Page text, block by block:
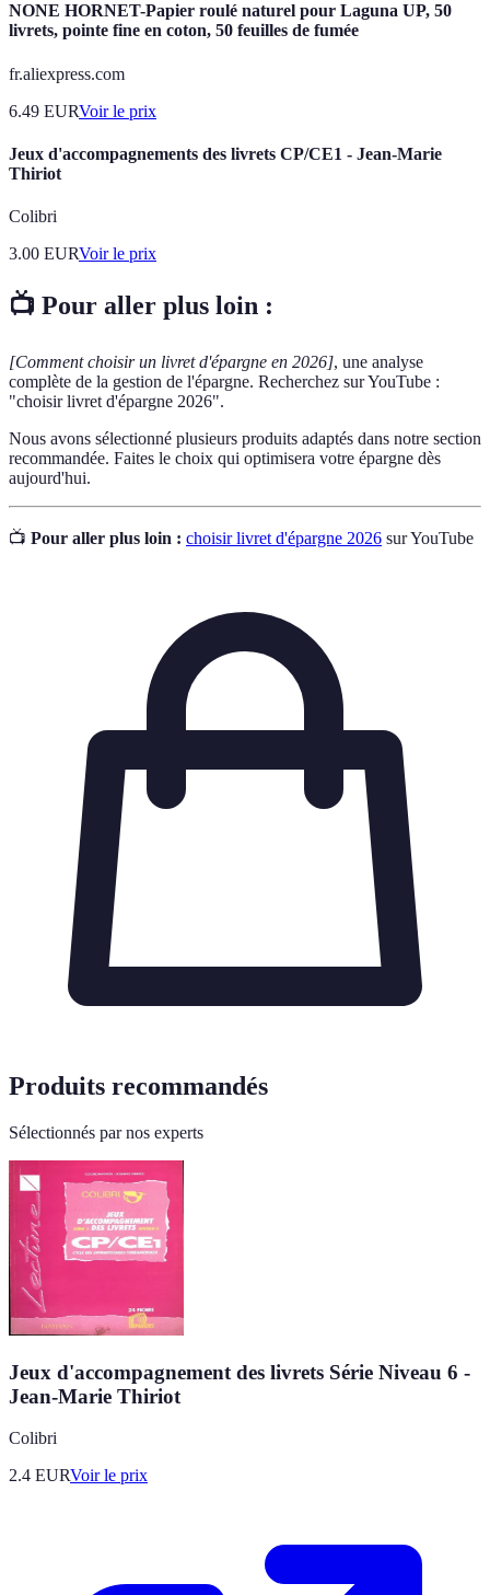
NONE HORNET-Papier roulé naturel pour Laguna UP, 50
livrets, pointe fine en coton, 50 feuilles de fumée
fr.aliexpress.com
6.49 EURVoir le prix
Jeux d'accompagnements des livrets CP/CE1 - Jean-Marie
Thiriot
Colibri
3.00 EURVoir le prix
📺 Pour aller plus loin :
[Comment choisir un livret d'épargne en 2026], une analyse
complète de la gestion de l'épargne. Recherchez sur YouTube :
"choisir livret d'épargne 2026".
Nous avons sélectionné plusieurs produits adaptés dans notre section
recommandée. Faites le choix qui optimisera votre épargne dès
aujourd'hui.
📺 Pour aller plus loin : choisir livret d'épargne 2026 sur YouTube
Produits recommandés
Sélectionnés par nos experts
Jeux d'accompagnement des livrets Série Niveau 6 -
Jean-Marie Thiriot
Colibri
2.4 EURVoir le prix